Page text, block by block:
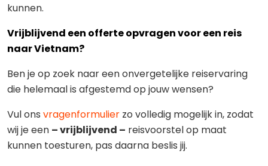
kunnen.
Vrijblijvend een offerte opvragen voor een reis
naar Vietnam?
Ben je op zoek naar een onvergetelijke reiservaring
die helemaal is afgestemd op jouw wensen?
Vul ons vragenformulier zo volledig mogelijk in, zodat
wij je een – vrijblijvend – reisvoorstel op maat
kunnen toesturen, pas daarna beslis jij.